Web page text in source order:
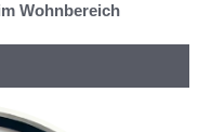
Wohnbereich